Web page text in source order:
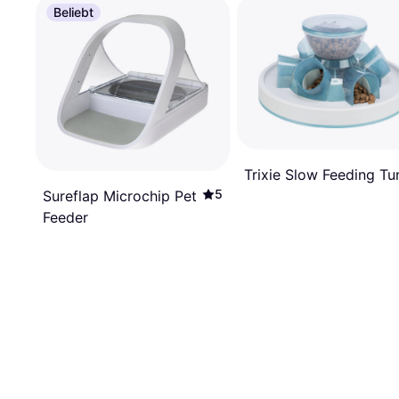
Beliebt
Sureflap Microchip Pet
Feeder
5
Trixie Slow Feeding